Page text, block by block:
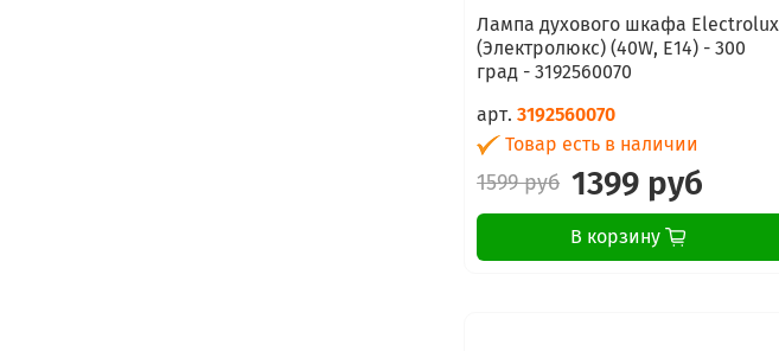
Лампа духового шкафа Electrolux
(Электролюкс) (40W, E14) - 300
град - 3192560070
арт.3192560070
Товар есть в наличии
1599 руб 1399 руб
В корзину